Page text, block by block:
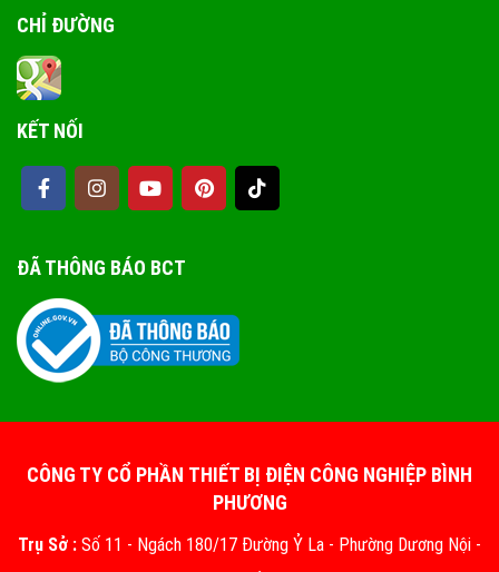
CHỈ ĐƯỜNG
KẾT NỐI
ĐÃ THÔNG BÁO BCT
CÔNG TY CỔ PHẦN THIẾT BỊ ĐIỆN CÔNG NGHIỆP BÌNH
PHƯƠNG
Trụ Sở : Số 11 - Ngách 180/17 Đường Ỷ La - Phường Dương Nội -